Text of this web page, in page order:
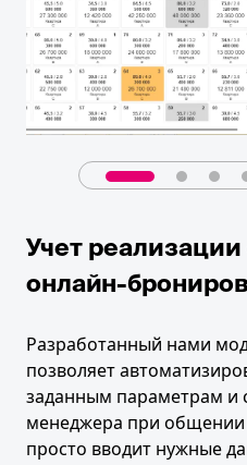
Учет
онлайн-
Разработанный нами
позволяет
заданным параметрам и
менеджера при общении
просто вводит нужные